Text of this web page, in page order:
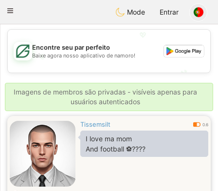
Dating
Toggle
Mode Entrar
💖
💕
Encontre seu par perfeito
Baixe agora nosso aplicativo de namoro!
Imagens de membros são privadas - visíveis apenas para
usuários autenticados
Tissemsilt 0.6
I love ma mom
And football ⚽????